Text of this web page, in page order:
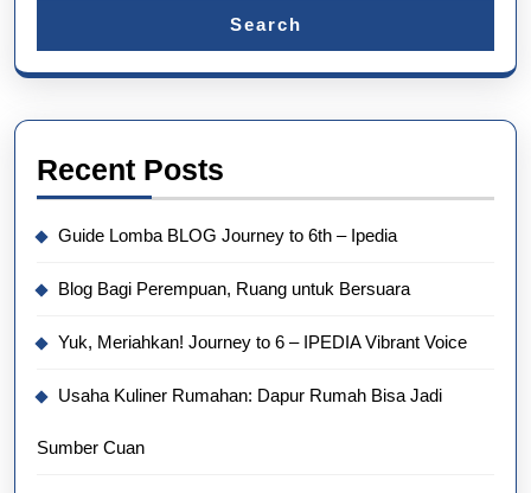
Search
Recent Posts
Guide Lomba BLOG Journey to 6th – Ipedia
Blog Bagi Perempuan, Ruang untuk Bersuara
Yuk, Meriahkan! Journey to 6 – IPEDIA Vibrant Voice
Usaha Kuliner Rumahan: Dapur Rumah Bisa Jadi
Sumber Cuan